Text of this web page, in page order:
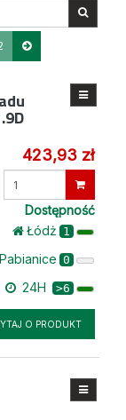
423,93 zł
Dostępność
Łódż 1
Pabianice 0
24H >6
O PRODUKT